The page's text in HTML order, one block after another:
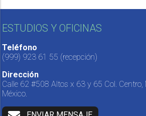
ESTUDIOS Y OFICINAS
Teléfono
(999) 923 61 55 (recepción)
Dirección
Calle 62 #508 Altos x 63 y 65 Col. Centro,
México.